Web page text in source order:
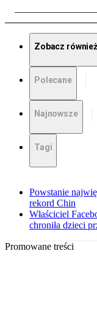
Zobacz również
Polecane
Najnowsze
Tagi
Powstanie
rekord Chin
Właściciel
chroniła dzieci
Promowane treści